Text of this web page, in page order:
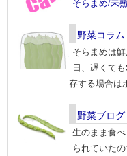
野菜コラ
そらまめは
日、遅くて
存する場合は
野菜ブロ
生のまま食
られていた